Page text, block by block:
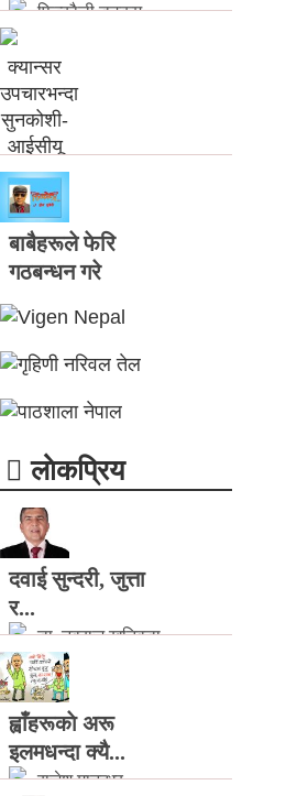
फित्काैली डटकम
​क्यान्सर उपचारभन्दा
सुनकोशी-आईसीयू
नन्दलाल आचार्य
बाबैहरूले फेरि
गठबन्धन गरे
लाेकप्रिय
दवाई सुन्दरी, जुत्ता
र...
डा. नवराज खतिवडा
ह्वाँहरूकाे अरू
इलमधन्दा क्यै...
राजेश मानन्धर